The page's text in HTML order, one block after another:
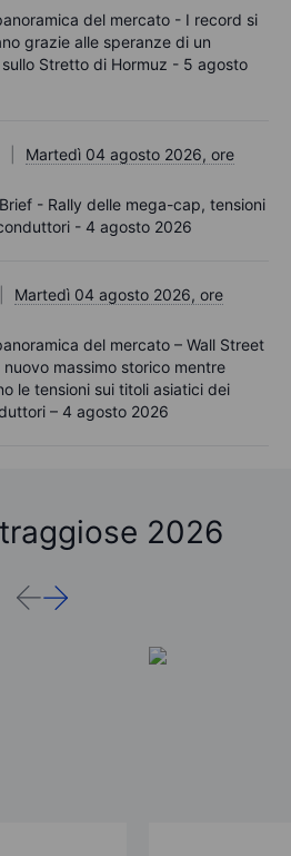
del mercato - I record si
grazie alle speranze di un
Stretto di Hormuz - 5 agosto
Martedì 04 agosto 2026, ore
- Rally delle mega-cap, tensioni
- 4 agosto 2026
Martedì 04 agosto 2026, ore
del mercato – Wall Street
nuovo massimo storico mentre
le tensioni sui titoli asiatici dei
– 4 agosto 2026
2026